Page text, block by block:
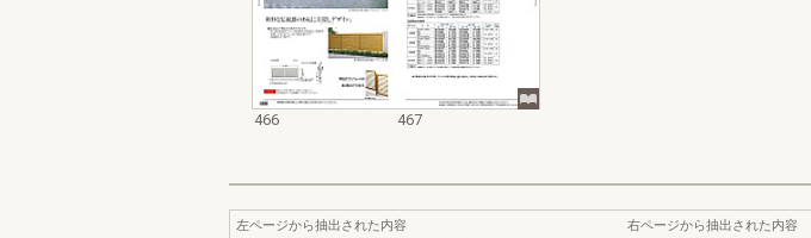
466 467
左ページから抽出された内容
右ページから抽出された内容